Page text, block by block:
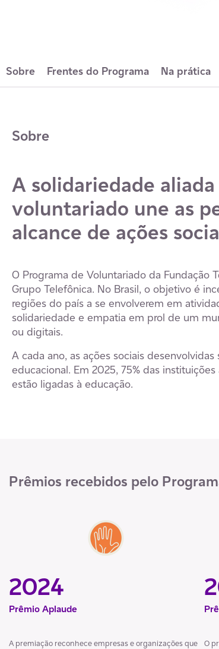
Sobre Frentes do Programa Na prática
Sobre
A solidariedade
voluntariado une as
alcance de ações
O Programa de Voluntariado da Fundação
Grupo Telefônica. No Brasil, o objetivo é
regiões do país a se envolverem em
solidariedade e empatia em prol de um
ou digitais.
A cada ano, as ações sociais
educacional. Em 2025, 75% das
estão ligadas à educação.
Prêmios recebidos pelo
2024
Prêmio Aplaude
A premiação reconhece empresas e organizações que
O